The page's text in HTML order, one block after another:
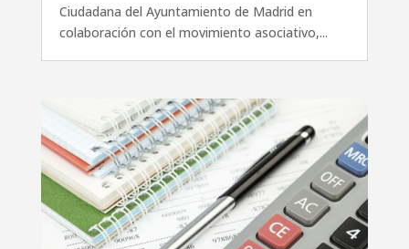
Ciudadana del Ayuntamiento de Madrid en
colaboración con el movimiento asociativo,...